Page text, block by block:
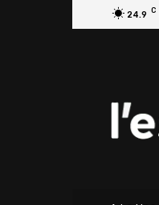
24.9 C